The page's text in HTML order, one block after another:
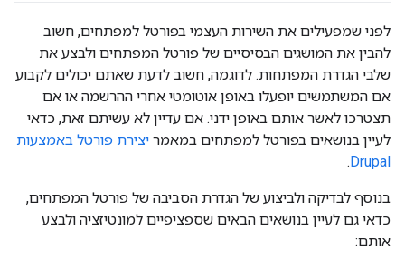
לפני שמפעילים את השירות העצמי בפורטל למפתחים, חשוב
להבין את המושגים הבסיסיים של פורטל המפתחים ולבצע את
שלבי הגדרת המפתחות. לדוגמה, חשוב לדעת שאתם יכולים לקבוע
אם המשתמשים יופעלו באופן אוטומטי אחרי ההרשמה או אם
תצטרכו לאשר אותם באופן ידני. אם עדיין לא עשיתם זאת, כדאי
לעיין בנושאים בפורטל למפתחים במאמר יצירת פורטל באמצעות
Drupal
.
בנוסף לבדיקה ולביצוע של הגדרת הסביבה של פורטל המפתחים,
כדאי גם לעיין בנושאים הבאים שספציפיים למונטיזציה ולבצע
אותם: